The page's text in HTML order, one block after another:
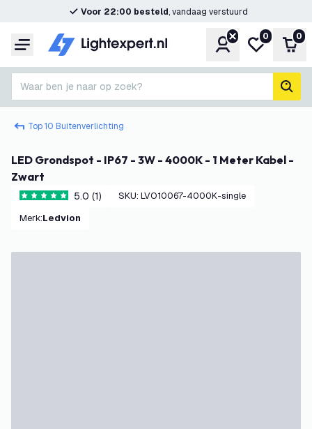
Voor 22:00 besteld, vandaag verstuurd
Menu Account
Mijn
0 0
Waar ben je naar op zoek?
Top 10 Buitenverlichting
LED Grondspot - IP67 - 3W - 4000K - 1 Meter Kabel -
Zwart
5 score sterren5.0 (1) SKU: LVO10067-4000K-single
Merk: Ledvion